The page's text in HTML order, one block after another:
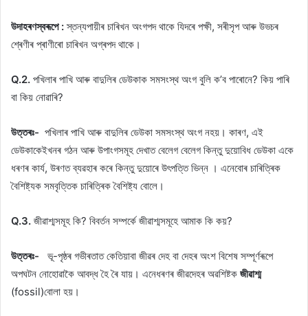
উদাহৰণস্বৰূপে :স্তন্যপায়ীৰ চাৰিখন অংগপদ থাকে যিদৰে পক্ষী, সৰীসৃপ আৰু উভচৰ
শ্ৰেণীৰ প্ৰাণীৰো চাৰিখন অগ্ৰপদ থাকে।
Q.2. পখিলাৰ পাখি আৰু বাদুলিৰ ডেউকাক সমসংস্থ অংগ বুলি ক’ব পাৰোনে? কিয় পাৰি
বা কিয় নোৱাৰি?
উত্তৰঃ- পখিলাৰ পাখি আৰু বাদুলিৰ ডেউকা সমসংস্থ অংগ নহয়। কাৰণ, এই
ডেউকাকেইখনৰ গঠন আৰু উপাংগসমূহ দেখাত বেলেগ বেলেগ কিন্তু দুয়োবিধ ডেউকা একে
ধৰণৰ কাৰ্য, উৰণত ব্যৱহাৰ কৰে কিন্তু দুয়োৰে উৎপত্তি ভিন্ন । এনেবোৰ চাৰিত্ৰিক
বৈশিষ্ট্যক সমবৃত্তিক চাৰিত্ৰিক বৈশিষ্ট্য বোলে।
Q.3. জীৱাশ্মসমূহ কি? বিবর্তন সম্পর্কে জীৱাশ্মসমূহে আমাক কি কয়?
উত্তৰঃ- ভূ-পৃষ্ঠৰ গভীৰতাত কেতিয়াবা জীৱৰ দেহ বা দেহৰ অংশ বিশেষ সম্পূৰ্ণৰূপে
অপঘটন নোহোৱাকৈ আবদ্ধ হৈ ৰৈ যায়। এনেধৰণৰ জীৱদেহৰ অৱশিষ্টক জীৱাশ্ম
(fossil)বোলা হয়।